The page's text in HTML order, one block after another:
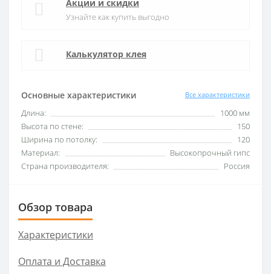
Основные характеристики Все характеристики
Длина:
1000 мм
Высота по стене:
150
Ширина по потолку:
120
Материал:
Высокопрочный гипс
Страна производителя:
Россия
Акции и скидки
Узнайте как купить выгодно
Калькулятор клея
Обзор товара
Характеристики
Оплата и Доставка